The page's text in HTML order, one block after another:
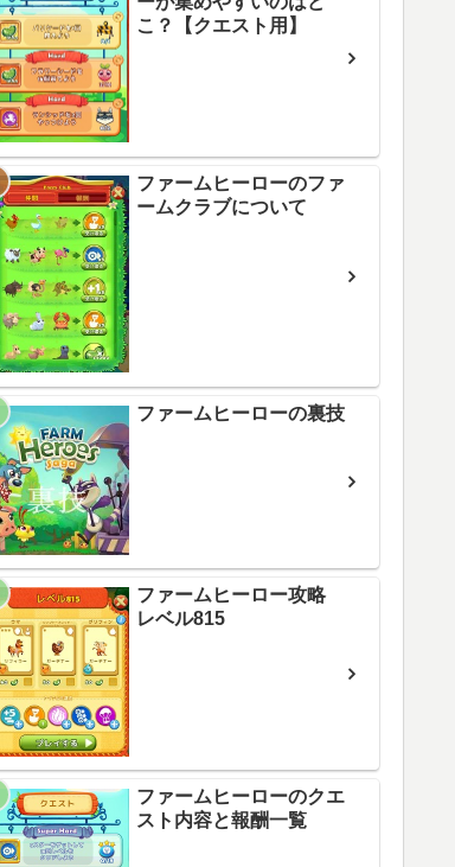
こ？【クエスト用】
ファームヒーローのファ
ームクラブについて
ファームヒーローの裏技
ファームヒーロー攻略
レベル815
ファームヒーローのクエ
スト内容と報酬一覧